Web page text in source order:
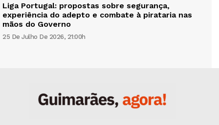
Liga Portugal: propostas sobre segurança,
experiência do adepto e combate à pirataria nas
mãos do Governo
25 De Julho De 2026, 21:00h